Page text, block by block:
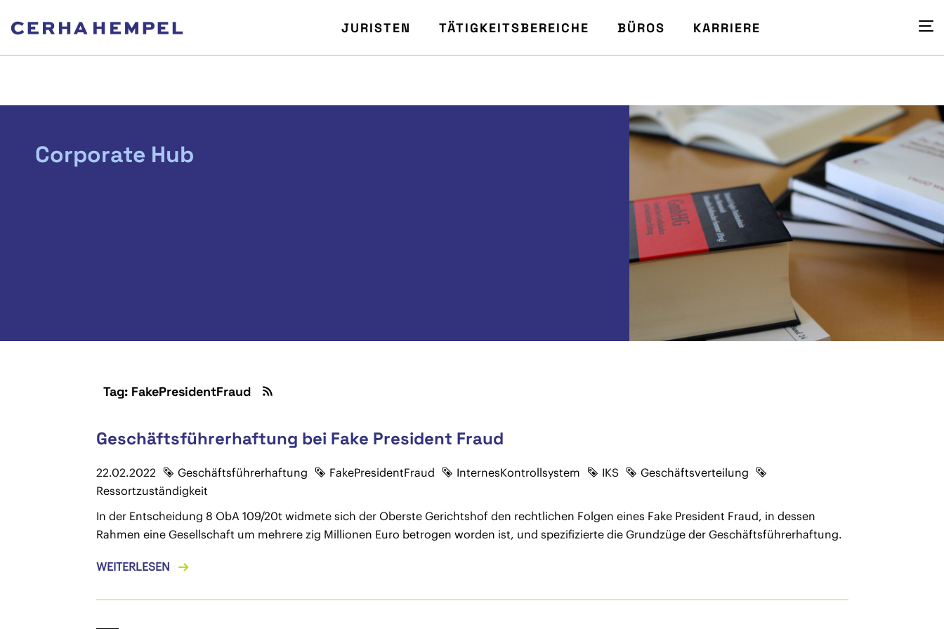
JURISTEN TÄTIGKEITSBEREICHE BÜROS KARRIERE
Corporate Hub
Tag: FakePresidentFraud
Geschäftsführerhaftung bei Fake President Fraud
22.02.2022 Geschäftsführerhaftung FakePresidentFraud InternesKontrollsystem IKS
Geschäftsverteilung
Ressortzuständigkeit
In der Entscheidung 8 ObA 109/20t widmete sich der Oberste Gerichtshof den rechtlichen Folgen eines Fake President Fraud, in dessen
Rahmen eine Gesellschaft um mehrere zig Millionen Euro betrogen worden ist, und spezifizierte die Grundzüge der Geschäftsführerhaftung.
WEITERLESEN